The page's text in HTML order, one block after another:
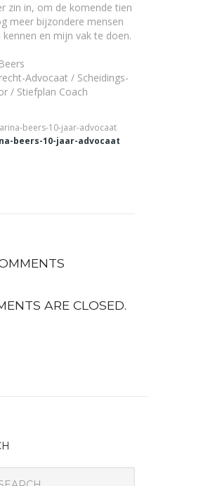
zin in, om de komende tien
meer bijzondere mensen
kennen en mijn vak te doen.
Advocaat / Scheidings-
/ Stiefplan Coach
beers-10-jaar-advocaat
ARE CLOSED.